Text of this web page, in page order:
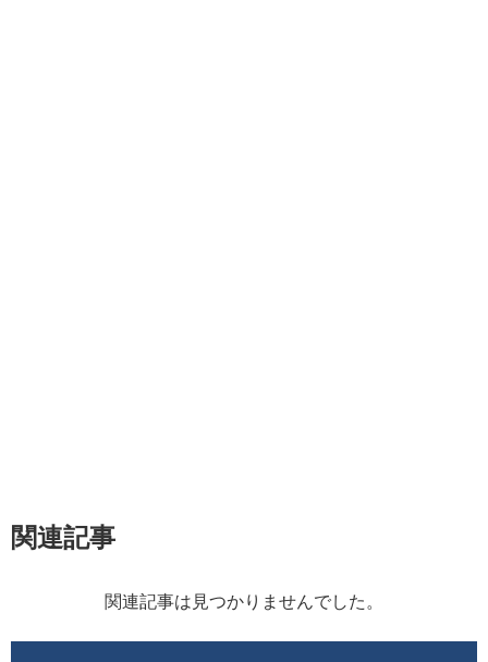
関連記事
関連記事は見つかりませんでした。